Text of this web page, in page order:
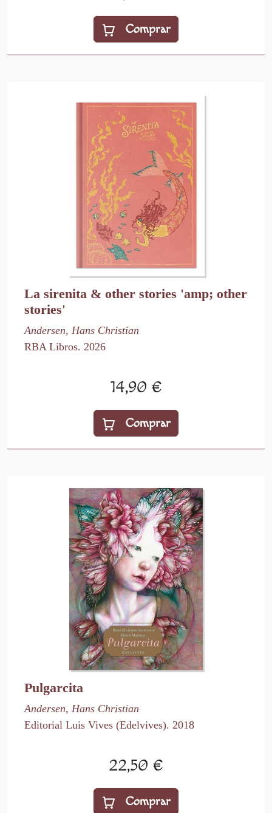
Comprar
La sirenita & other stories 'amp; other
stories'
Andersen, Hans Christian
RBA Libros. 2026
14,90 €
Comprar
Pulgarcita
Andersen, Hans Christian
Editorial Luis Vives (Edelvives). 2018
22,50 €
Comprar